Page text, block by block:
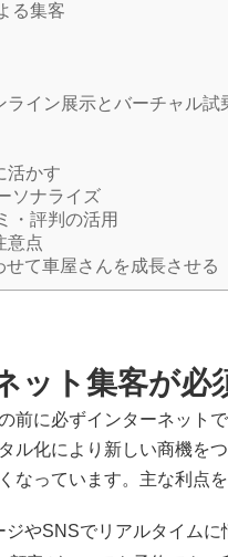
る集客
イン展示とバーチャル試
活かす
ソナライズ
・評判の活用
意点
て車屋さんを成長させる
ット集客が必
前に必ずインターネット
ル化により新しい商機を
なっています。主な利点を
やSNSでリアルタイムに